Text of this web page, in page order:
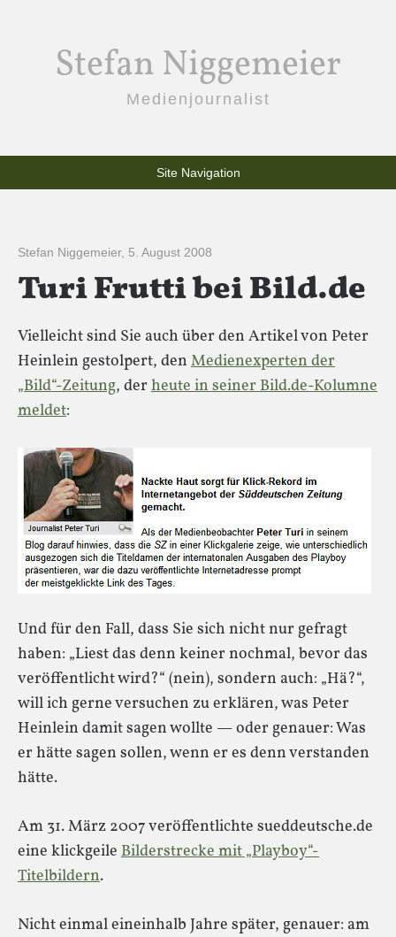
Stefan Niggemeier
Medienjournalist
Site Navigation
Stefan Niggemeier, 5. August 2008
Turi Frutti bei Bild.de
Vielleicht sind Sie auch über den Artikel von Peter
Heinlein gestolpert, den Medienexperten der
„Bild“-Zeitung, der heute in seiner Bild.de-Kolumne
meldet:
Und für den Fall, dass Sie sich nicht nur gefragt
haben: „Liest das denn keiner nochmal, bevor das
veröffentlicht wird?“ (nein), sondern auch: „Hä?“,
will ich gerne versuchen zu erklären, was Peter
Heinlein damit sagen wollte — oder genauer: Was
er hätte sagen sollen, wenn er es denn verstanden
hätte.
Am 31. März 2007 veröffentlichte sueddeutsche.de
eine klickgeile Bilderstrecke mit „Playboy“-
Titelbildern.
Nicht einmal eineinhalb Jahre später, genauer: am